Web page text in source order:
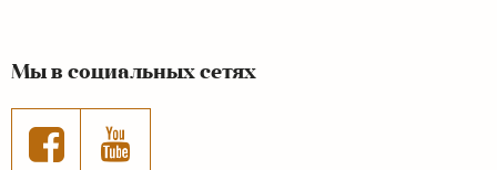
Мы в социальных сетях